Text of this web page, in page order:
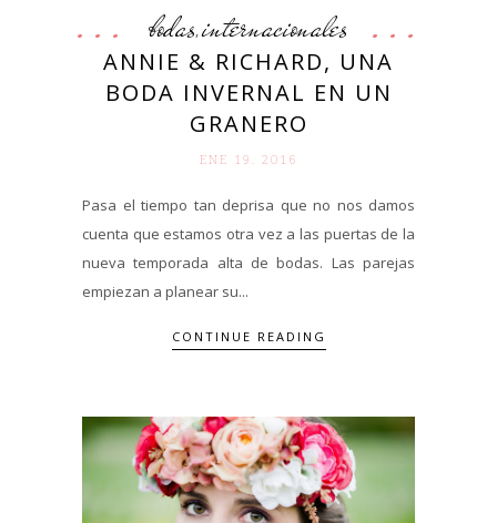
bodas,internacionales
ANNIE & RICHARD, UNA
BODA INVERNAL EN UN
GRANERO
ENE 19. 2016
Pasa el tiempo tan deprisa que no nos damos
cuenta que estamos otra vez a las puertas de la
nueva temporada alta de bodas. Las parejas
empiezan a planear su...
CONTINUE READING